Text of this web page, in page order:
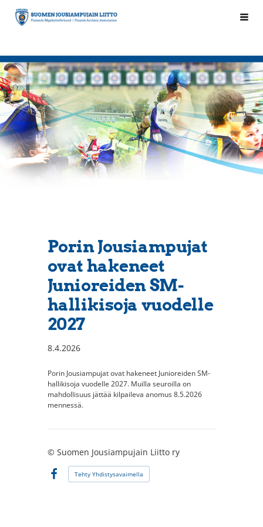
Siirry
sivun
Suomen Jousiampujain Liitto ry
Porin Jousiampujat
ovat hakeneet
Junioreiden SM-
hallikisoja vuodelle
2027
8.4.2026
Porin Jousiampujat ovat hakeneet Junioreiden SM-
hallikisoja vuodelle 2027. Muilla seuroilla on
mahdollisuus jättää kilpaileva anomus 8.5.2026
mennessä.
© Suomen Jousiampujain Liitto ry
Facebook
Tehty Yhdistysavaimella